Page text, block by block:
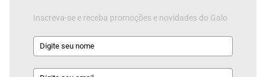
Inscreva-se e receba promoções e novidades do Galo